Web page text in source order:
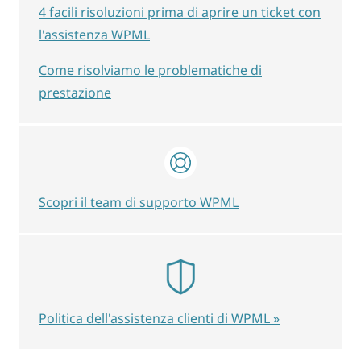
4 facili risoluzioni prima di aprire un ticket con
l'assistenza WPML
Come risolviamo le problematiche di
prestazione
Scopri il team di supporto WPML
Politica dell'assistenza clienti di WPML »